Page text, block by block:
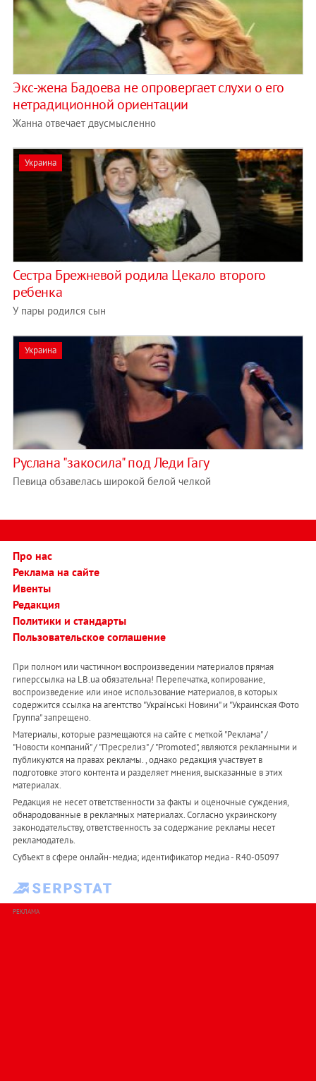
Экс-жена Бадоева не опровергает слухи о его
нетрадиционной ориентации
Жанна отвечает двусмысленно
Украина
Сестра Брежневой родила Цекало второго
ребенка
У пары родился сын
Украина
Руслана "закосила" под Леди Гагу
Певица обзавелась широкой белой челкой
Про нас
Реклама на сайте
Ивенты
Редакция
Политики и стандарты
Пользовательское соглашение
При полном или частичном воспроизведении материалов прямая
гиперссылка на LB.ua обязательна! Перепечатка, копирование,
воспроизведение или иное использование материалов, в которых
содержится ссылка на агентство "Українськi Новини" и "Украинская Фото
Группа" запрещено.
Материалы, которые размещаются на сайте с меткой "Реклама" /
"Новости компаний" / "Пресрелиз" / "Promoted", являются рекламными и
публикуются на правах рекламы. , однако редакция участвует в
подготовке этого контента и разделяет мнения, высказанные в этих
материалах.
Редакция не несет ответственности за факты и оценочные суждения,
обнародованные в рекламных материалах. Согласно украинскому
законодательству, ответственность за содержание рекламы несет
рекламодатель.
Субъект в сфере онлайн-медиа; идентификатор медиа - R40-05097
РЕКЛАМА